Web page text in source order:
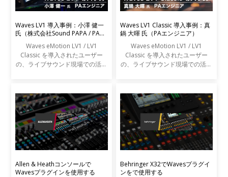
Waves LV1 導入事例：小澤 健一
氏（株式会社Sound PAPA / PAエ
Waves eMotion LV1 / LV1
Classic を導入されたユーザー
の、ライブサウンド現場での活用
Waves LV1 Classic 導入事例：真
鍋 大暉 氏（PAエンジニア）
Waves eMotion LV1 / LV1
Classic を導入されたユーザー
の、ライブサウンド現場での活用
Allen & Heathコンソールで
Wavesプラグインを使用する
Behringer X32でWavesプラグイ
ンをで使用する